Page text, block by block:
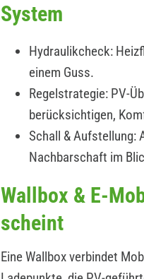
System
Hydraulikcheck:
einem Guss.
Regelstrategie: PV-
berücksichtigen,
Schall & Aufstellung:
Nachbarschaft im
Wallbox & E-
scheint
Eine Wallbox verbindet